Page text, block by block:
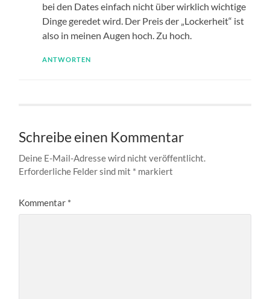
bei den Dates einfach nicht über wirklich wichtige
Dinge geredet wird. Der Preis der „Lockerheit“ ist
also in meinen Augen hoch. Zu hoch.
ANTWORTEN
Schreibe einen Kommentar
Deine E-Mail-Adresse wird nicht veröffentlicht.
Erforderliche Felder sind mit * markiert
Kommentar *